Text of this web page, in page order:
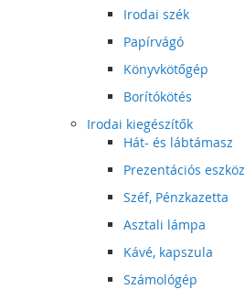
Irodai szék
Papírvágó
Könyvkötőgép
Borítókötés
Irodai kiegészítők
Hát- és lábtámasz
Prezentációs eszköz
Széf, Pénzkazetta
Asztali lámpa
Kávé, kapszula
Számológép